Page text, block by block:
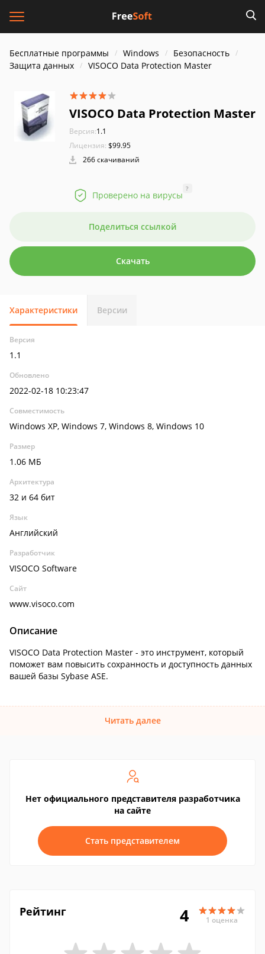
Бесплатные программы Windows
Безопасность
Защита данных
VISOCO Data Protection Master
VISOCO Data Protection Master
Версия:1.1
Лицензия: $99.95
266 скачиваний
Проверено на вирусы
?
Поделиться ссылкой
Скачать
Характеристики Версии
Версия
1.1
Обновлено
2022-02-18 10:23:47
Совместимость
Windows XP, Windows 7, Windows 8, Windows 10
Размер
1.06 МБ
Архитектура
32 и 64 бит
Язык
Английский
Разработчик
VISOCO Software
Сайт
www.visoco.com
Описание
VISOCO Data Protection Master - это инструмент, который
поможет вам повысить сохранность и доступность данных
вашей базы Sybase ASE.
Читать далее
Нет официального представителя разработчика
на сайте
Стать представителем
Рейтинг 4 1 оценка